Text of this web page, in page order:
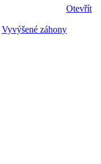
Otevřít
Vyvýšené záhony